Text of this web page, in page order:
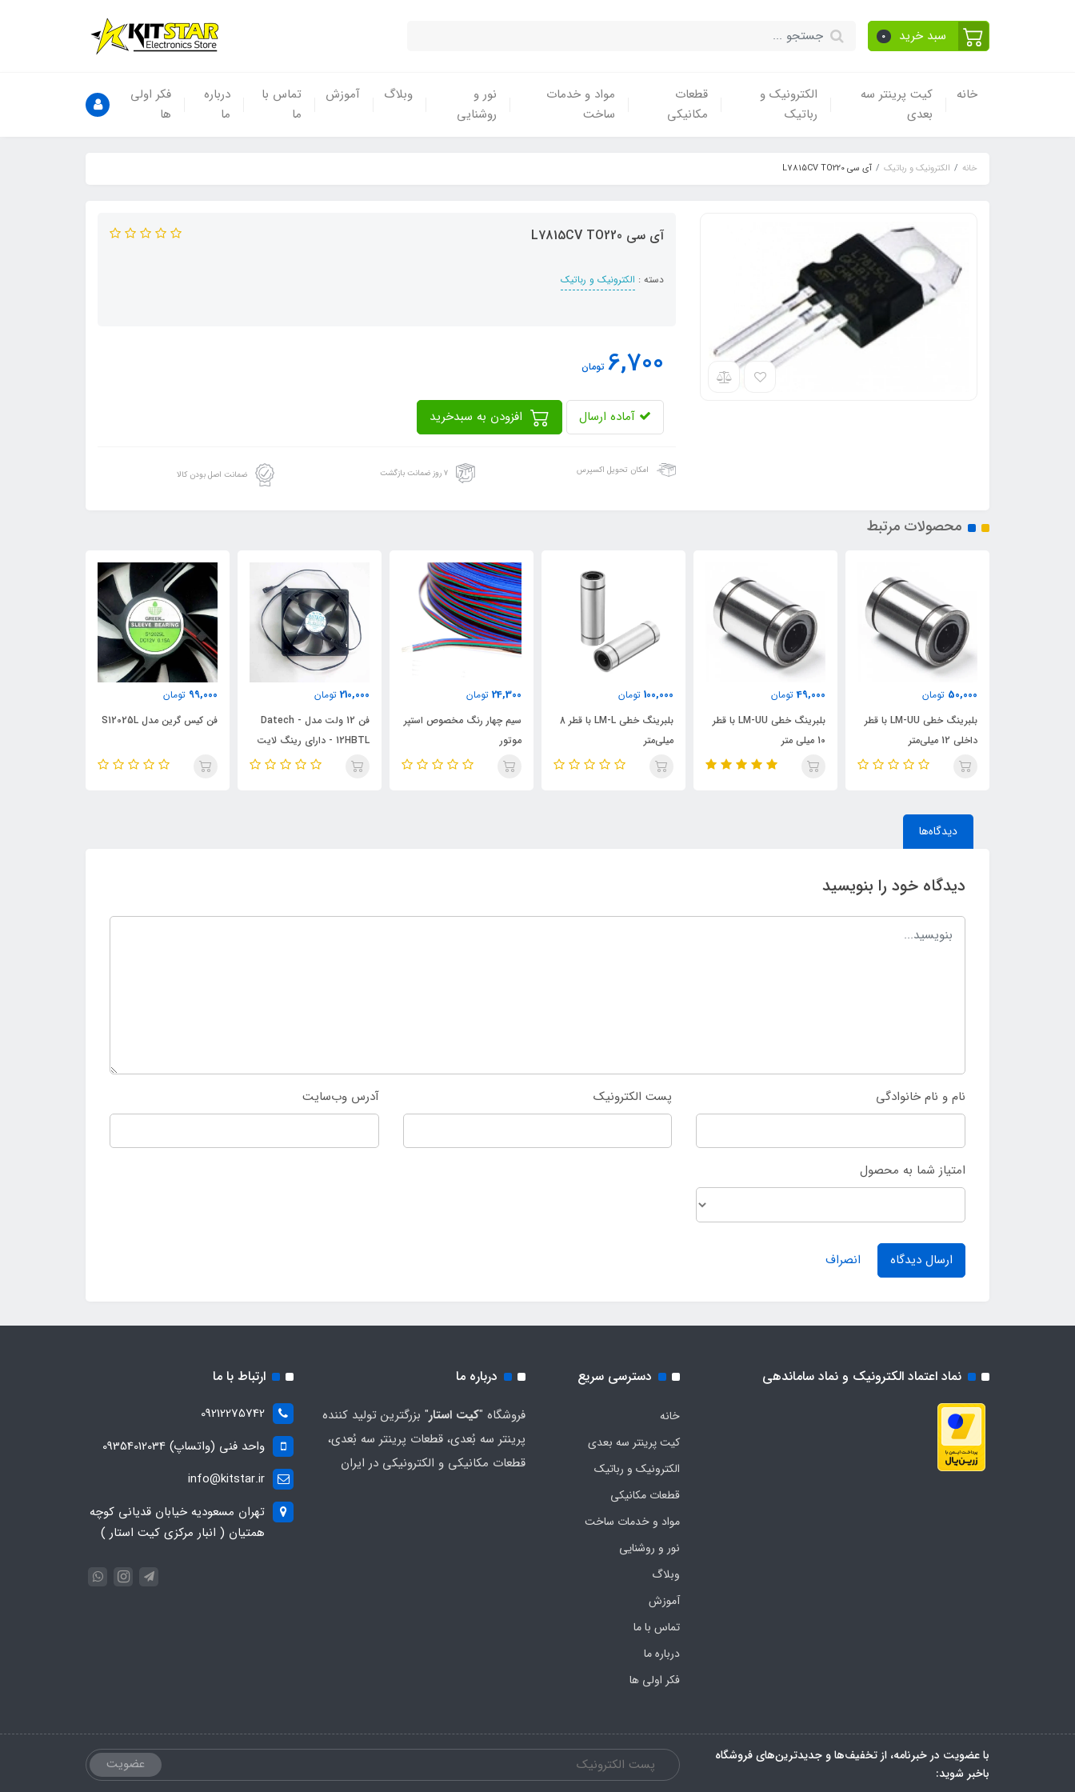
سبد خرید 0
خانه
کیت پرینتر سه
بعدی
الکترونیک و
رباتیک
قطعات
مکانیکی
مواد و خدمات
ساخت
نور و
روشنایی
وبلاگ آموزش
تماس با
ما
درباره
ما
فکر اولی
ها
خانه الکترونیک و رباتیک آی سی L7815CV TO220
آی سی L7815CV TO220
دسته : الکترونیک و رباتیک
6,700تومان
آماده ارسال
امکان تحویل اکسپرس ۷ روز ضمانت بازگشت ضمانت اصل بودن کالا
محصولات مرتبط
50,000 تومان
بلبرینگ خطی LM-UU با قطر
داخلی 12 میلی‌متر
49,000 تومان
بلبرینگ خطی LM-UU با قطر
10 میلی متر
100,000 تومان
بلبرینگ خطی LM-L با قطر 8
میلی‌متر
24,300 تومان
سیم چهار رنگ مخصوص استپر
موتور
210,000 تومان
فن 12 ولت مدل Datech -
12HBTL - دارای رینگ لایت
99,000 تومان
فن کیس گرین مدل S12025L
دیدگاه‌ها
دیدگاه خود را بنویسید
نام و نام خانوادگی پست الکترونیک آدرس وب‌سایت
امتیاز شما به محصول
ارسال دیدگاه انصراف
نماد اعتماد الکترونیک و نماد ساماندهی دسترسی سریع
خانه
کیت پرینتر سه بعدی
الکترونیک و رباتیک
قطعات مکانیکی
مواد و خدمات ساخت
نور و روشنایی
وبلاگ
آموزش
تماس با ما
درباره ما
فکر اولی ها
درباره ما
فروشگاه "کیت استار" بزرگترین تولید کننده
پرینتر سه بُعدی، قطعات پرینتر سه بُعدی،
قطعات مکانیکی و الکترونیکی در ایران
ارتباط با ما
09212275742
واحد فنی (واتساپ) 09354012034
info@kitstar.ir
تهران مسعودیه خیابان قدیانی کوچه
همتیان ( انبار مرکزی کیت استار )
با عضویت در خبرنامه، از تخفیف‌ها و جدیدترین‌های فروشگاه
باخبر شوید:
عضویت